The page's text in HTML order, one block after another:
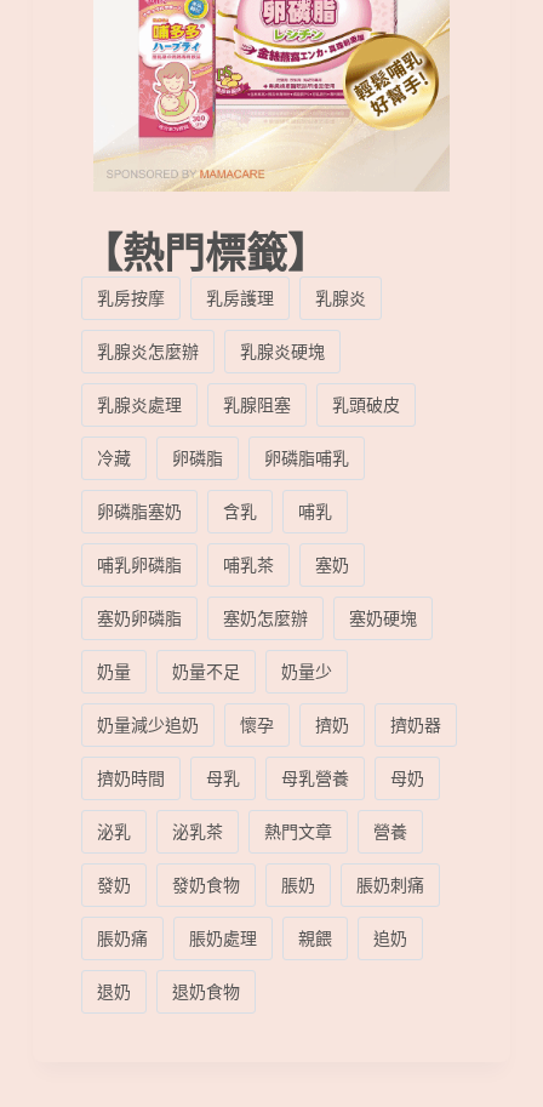
【熱門標籤】
乳房按摩 乳房護理
乳腺炎
乳腺炎怎麼辦
乳腺炎硬塊
乳腺炎處理
乳腺阻塞
乳頭破皮
冷藏
卵磷脂
卵磷脂哺乳
卵磷脂塞奶
含乳
哺乳
哺乳卵磷脂
哺乳茶
塞奶
塞奶卵磷脂
塞奶怎麼辦
塞奶硬塊
奶量
奶量不足
奶量少
奶量減少追奶
懷孕 擠奶
擠奶器
擠奶時間
母乳 母乳營養
母奶
泌乳
泌乳茶 熱門文章
營養
發奶
發奶食物 脹奶
脹奶刺痛
脹奶痛
脹奶處理 親餵
追奶
退奶
退奶食物